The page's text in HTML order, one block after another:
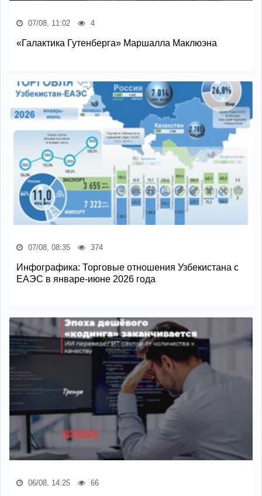
07/08, 11:02 4
«Галактика Гутенберга» Маршалла Маклюэна
07/08, 08:35 374
Инфографика: Торговые отношения Узбекистана с
ЕАЭС в январе-июне 2026 года
06/08, 14:25 66